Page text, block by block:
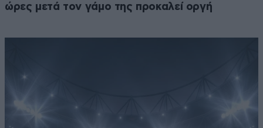
ώρες μετά τον γάμο της προκαλεί οργή